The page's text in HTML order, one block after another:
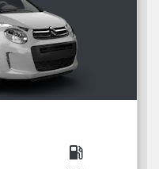
local_gas_station